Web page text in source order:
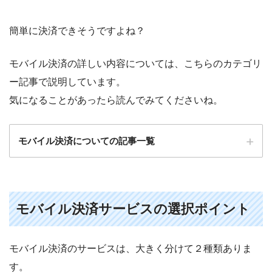
簡単に決済できそうですよね？
モバイル決済の詳しい内容については、こちらのカテゴリ
ー記事で説明しています。
気になることがあったら読んでみてくださいね。
モバイル決済についての記事一覧
イベント出店にも。スマホでカード決済ができる『モ
モバイル決済サービスの選択ポイント
モバイル決済のサービスは、大きく分けて２種類ありま
す。